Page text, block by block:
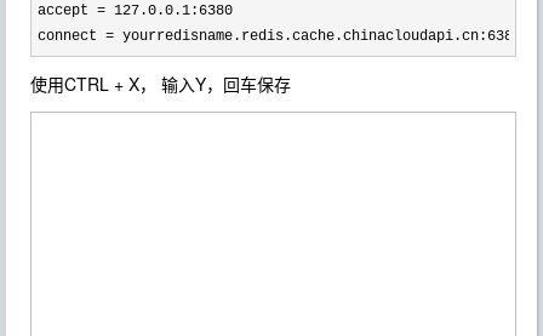
accept = 127.0.0.1:6380
connect = yourredisname.redis.cache.chinacloudapi.cn:6380
使用CTRL + X， 输入Y，回车保存